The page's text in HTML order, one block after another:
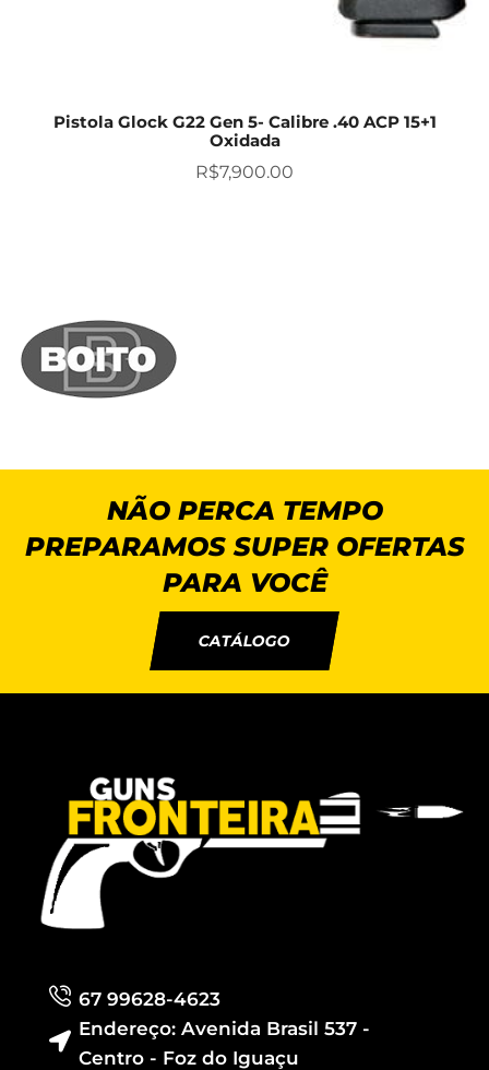
Pistola Glock G22 Gen 5- Calibre .40 ACP 15+1
Oxidada
R$7,900.00
NÃO PERCA TEMPO
PREPARAMOS SUPER OFERTAS
PARA VOCÊ
CATÁLOGO
67 99628-4623
Endereço: Avenida Brasil 537 -
Centro - Foz do Iguaçu